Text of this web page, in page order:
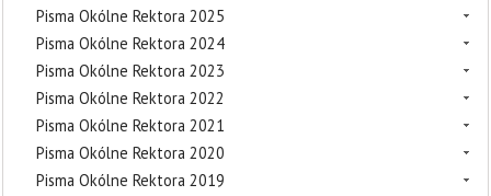
Pisma Okólne Rektora 2025
Pisma Okólne Rektora 2024
Pisma Okólne Rektora 2023
Pisma Okólne Rektora 2022
Pisma Okólne Rektora 2021
Pisma Okólne Rektora 2020
Pisma Okólne Rektora 2019